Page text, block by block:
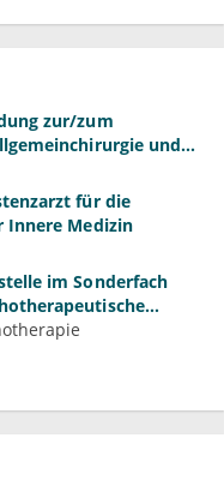
zur/zum
und
für die
Medizin
im Sonderfach